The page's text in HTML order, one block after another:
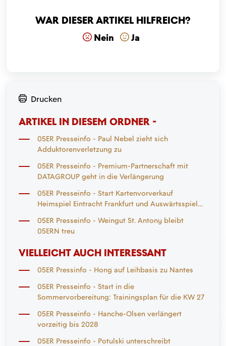
War dieser Artikel hilfreich?
Nein Ja
Drucken
ARTIKEL IN DIESEM ORDNER -
05ER Presseinfo - Paul Nebel zieht sich
Adduktorenverletzung zu
05ER Presseinfo - Premium-Partnerschaft mit
DATAGROUP geht in die Verlängerung
05ER Presseinfo - Start Kartenvorverkauf
Heimspiel Eintracht Frankfurt und Auswärtsspiel
05ER Presseinfo - Weingut St. Antony bleibt
05ERN treu
VIELLEICHT AUCH INTERESSANT
05ER Pressinfo - Hong auf Leihbasis zu Nantes
05ER Presseinfo - Start in die
Sommervorbereitung: Trainingsplan für die KW 27
05ER Presseinfo - Hanche-Olsen verlängert
vorzeitig bis 2028
05ER Presseinfo - Potulski unterschreibt